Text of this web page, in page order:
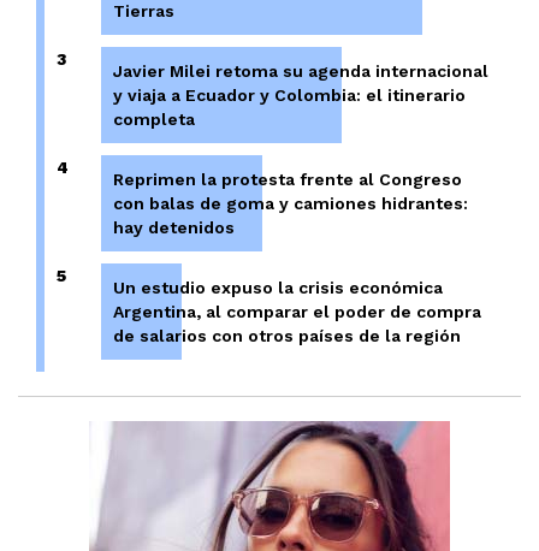
Tierras
3
Javier Milei retoma su agenda internacional
y viaja a Ecuador y Colombia: el itinerario
completa
4
Reprimen la protesta frente al Congreso
con balas de goma y camiones hidrantes:
hay detenidos
5
Un estudio expuso la crisis económica
Argentina, al comparar el poder de compra
de salarios con otros países de la región